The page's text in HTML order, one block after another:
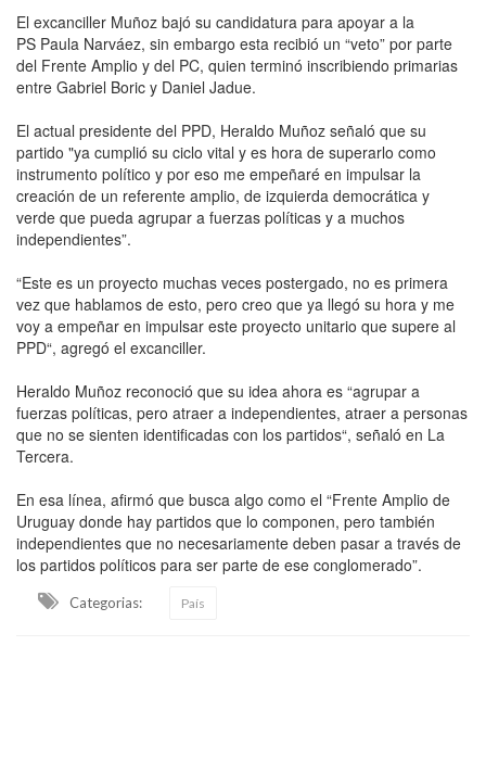
El excanciller Muñoz bajó su candidatura para apoyar a la
PS Paula Narváez, sin embargo esta recibió un “veto” por parte
del Frente Amplio y del PC, quien terminó inscribiendo primarias
entre Gabriel Boric y Daniel Jadue.
El actual presidente del PPD, Heraldo Muñoz señaló que su
partido "ya cumplió su ciclo vital y es hora de superarlo como
instrumento político y por eso me empeñaré en impulsar la
creación de un referente amplio, de izquierda democrática y
verde que pueda agrupar a fuerzas políticas y a muchos
independientes”.
“Este es un proyecto muchas veces postergado, no es primera
vez que hablamos de esto, pero creo que ya llegó su hora y me
voy a empeñar en impulsar este proyecto unitario que supere al
PPD“, agregó el excanciller.
Heraldo Muñoz reconoció que su idea ahora es “agrupar a
fuerzas políticas, pero atraer a independientes, atraer a personas
que no se sienten identificadas con los partidos“, señaló en La
Tercera.
En esa línea, afirmó que busca algo como el “Frente Amplio de
Uruguay donde hay partidos que lo componen, pero también
independientes que no necesariamente deben pasar a través de
los partidos políticos para ser parte de ese conglomerado”.
Categorias: País